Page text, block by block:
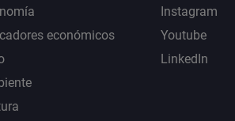
económicos
Instagram
Youtube
LinkedIn